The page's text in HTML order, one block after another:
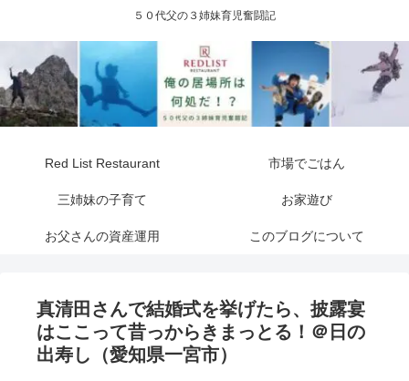
５０代父の３姉妹育児奮闘記
Red List Restaurant 市場でごはん
三姉妹の子育て お家遊び
お父さんの資産運用 このブログについて
真清田さんで結婚式を挙げたら、披露宴
はここって昔っからきまっとる！＠日の
出寿し（愛知県一宮市）